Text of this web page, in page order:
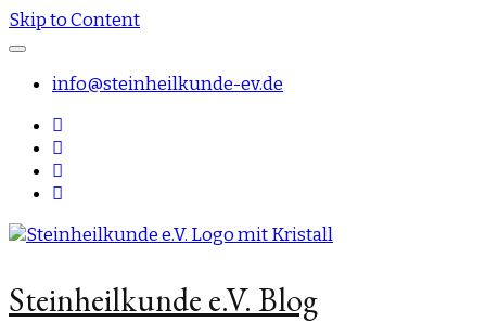
Skip to Content
info@steinheilkunde-ev.de
Steinheilkunde e.V. Blog